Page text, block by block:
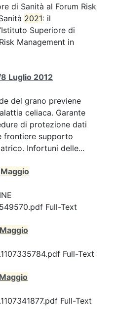
di Sanità al Forum Risk
2021: il
Superiore di
Management in
Luglio 2012
del grano previene
celiaca. Garante
di protezione dati
frontiere supporto
Infortuni delle...
Maggio
Full-Text
Maggio
Full-Text
Maggio
Full-Text